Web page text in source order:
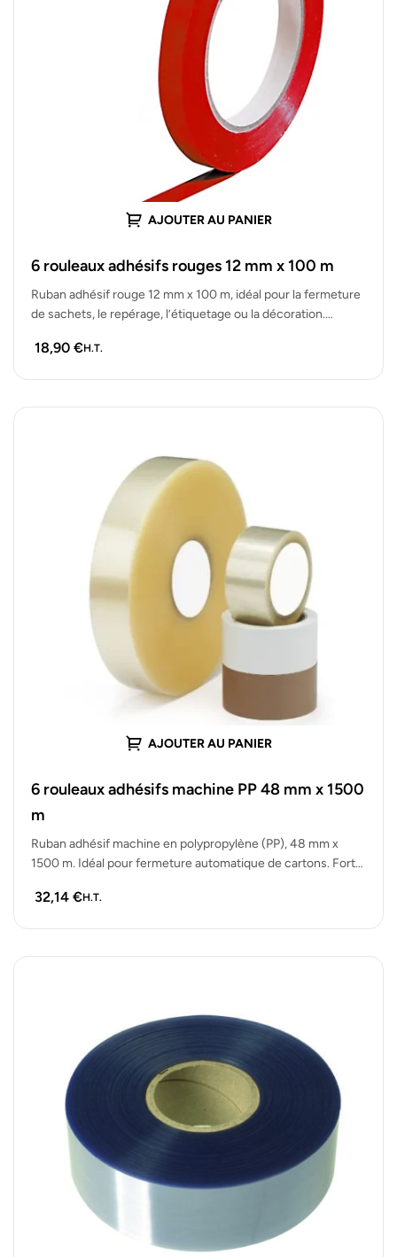
AJOUTER AU PANIER
6 rouleaux adhésifs rouges 12 mm x 100 m
Ruban adhésif rouge 12 mm x 100 m, idéal pour la fermeture
de sachets, le repérage, l’étiquetage ou la décoration.…
18,90 €H.T.
AJOUTER AU PANIER
6 rouleaux adhésifs machine PP 48 mm x 1500
m
Ruban adhésif machine en polypropylène (PP), 48 mm x
1500 m. Idéal pour fermeture automatique de cartons. Forte
32,14 €H.T.